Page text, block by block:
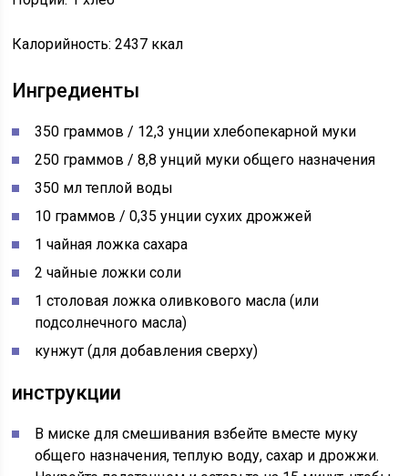
Калорийность: 2437 ккал
Ингредиенты
350 граммов / 12,3 унции хлебопекарной муки
250 граммов / 8,8 унций муки общего назначения
350 мл теплой воды
10 граммов / 0,35 унции сухих дрожжей
1 чайная ложка сахара
2 чайные ложки соли
1 столовая ложка оливкового масла (или
подсолнечного масла)
кунжут (для добавления сверху)
инструкции
В миске для смешивания взбейте вместе муку
общего назначения, теплую воду, сахар и дрожжи.